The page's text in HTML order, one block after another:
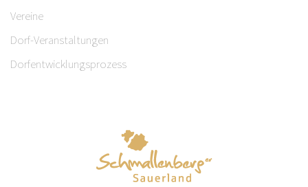
Vereine
Dorf-Veranstaltungen
Dorfentwicklungsprozess